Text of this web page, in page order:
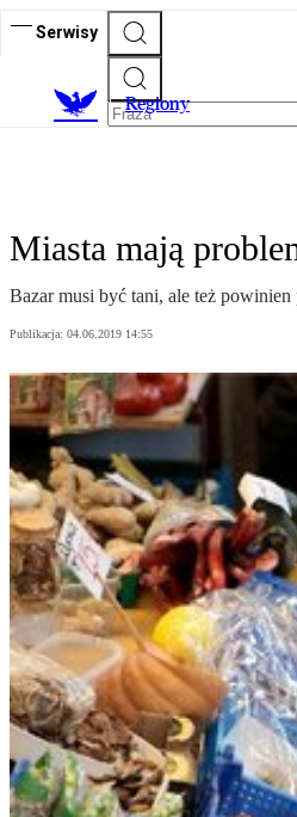
Serwisy
Regiony
Miasta mają
Bazar musi być tani, ale też
Publikacja: 04.06.2019 14:55